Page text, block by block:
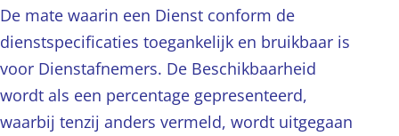
De mate waarin een Dienst conform de
dienstspecificaties toegankelijk en bruikbaar is
voor Dienstafnemers. De Beschikbaarheid
wordt als een percentage gepresenteerd,
waarbij tenzij anders vermeld, wordt uitgegaan